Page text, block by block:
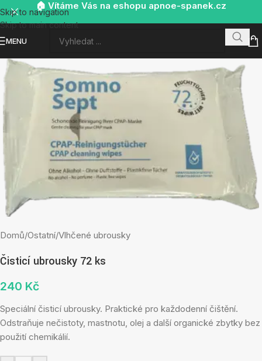
Skip to navigation
Skip to main content
🏠 Vítáme Vás na eshopu apnoe-spanek.cz
MENU
Domů/Ostatní/Vlhčené ubrousky
Čisticí ubrousky 72 ks
240 Kč
Speciální čisticí ubrousky. Praktické pro každodenní čištění.
Odstraňuje nečistoty, mastnotu, olej a další organické zbytky bez
použití chemikálií.